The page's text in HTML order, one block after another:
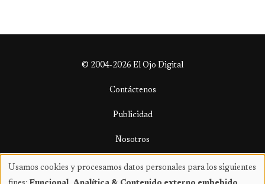
© 2004-2026 El Ojo Digital
Contáctenos
Publicidad
Nosotros
Términos y condiciones
Uso
Usamos cookies y procesamos datos personales para los siguientes